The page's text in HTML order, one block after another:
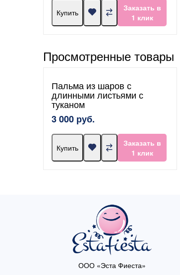
Купить
Заказать в
1 клик
Просмотренные товары
Пальма из шаров с
длинными листьями с
туканом
3 000 руб.
Купить
Заказать в
1 клик
ООО «Эста Фиеста»